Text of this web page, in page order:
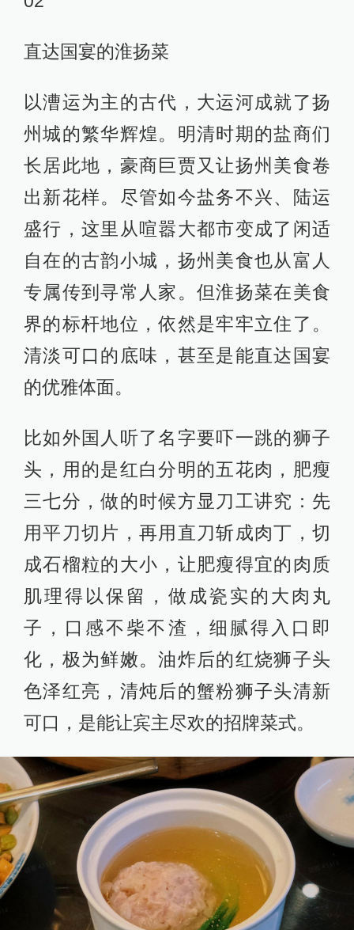
直达国宴的淮扬菜
以漕运为主的古代，大运河成就了扬
州城的繁华辉煌。明清时期的盐商们
长居此地，豪商巨贾又让扬州美食卷
出新花样。尽管如今盐务不兴、陆运
盛行，这里从喧嚣大都市变成了闲适
自在的古韵小城，扬州美食也从富人
专属传到寻常人家。但淮扬菜在美食
界的标杆地位，依然是牢牢立住了。
清淡可口的底味，甚至是能直达国宴
的优雅体面。
比如外国人听了名字要吓一跳的狮子
头，用的是红白分明的五花肉，肥瘦
三七分，做的时候方显刀工讲究：先
用平刀切片，再用直刀斩成肉丁，切
成石榴粒的大小，让肥瘦得宜的肉质
肌理得以保留，做成瓷实的大肉丸
子，口感不柴不渣，细腻得入口即
化，极为鲜嫩。油炸后的红烧狮子头
色泽红亮，清炖后的蟹粉狮子头清新
可口，是能让宾主尽欢的招牌菜式。